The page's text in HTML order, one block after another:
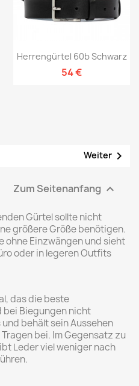
Herrengürtel 60b Schwarz
54 €
Weiter 
Zum Seitenanfang 
Gürtel sollte nicht
größere Größe benötigen.
ohne Einzwängen und sieht
oder in legeren Outfits
das die beste
bei Biegungen nicht
behält sein Aussehen
bei. Im Gegensatz zu
Leder viel weniger nach